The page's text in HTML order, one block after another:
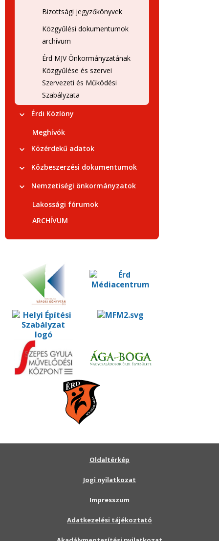
Bizottsági jegyzőkönyvek
Közgyűlési dokumentumok
archívum
Érd MJV Önkormányzatának
Közgyűlése és szervei
Szervezeti és Működési
Szabályzata
Érdi Közlöny
Meghívók
Közérdekű adatok
Közbeszerzési dokumentumok
Nemzetiségi önkormányzatok
Lakossági fórumok
ARCHÍVUM
Oldaltérkép
Jogi nyilatkozat
Impresszum
Adatkezelési tájékoztató